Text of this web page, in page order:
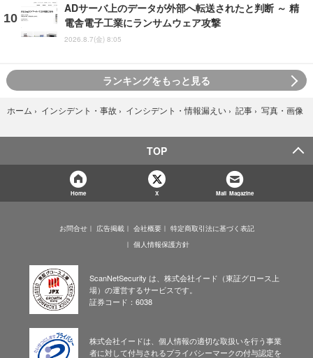
ADサーバ上のデータが外部へ転送されたと判断 ～ 精
電舎電子工業にランサムウェア攻撃
2026.8.7(金) 8:05
ランキングをもっと見る
ホーム › インシデント・事故 › インシデント・情報漏えい › 記事 › 写真・画像
TOP
Home X Mail Magazine
お問合せ 広告掲載 会社概要
特定商取引法に基づく表記
個人情報保護方針
ScanNetSecurity は、株式会社イード（東証グロース上
場）の運営するサービスです。
証券コード：6038
株式会社イードは、個人情報の適切な取扱いを行う事業
者に対して付与されるプライバシーマークの付与認定を